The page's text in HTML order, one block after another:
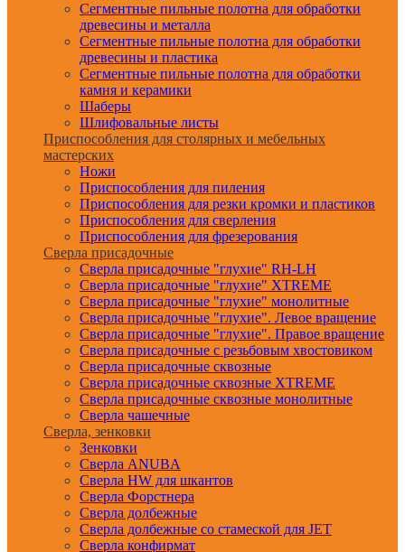
Сегментные пильные полотна для обработки
древесины и металла
Сегментные пильные полотна для обработки
древесины и пластика
Сегментные пильные полотна для обработки
камня и керамики
Шаберы
Шлифовальные листы
Приспособления для столярных и мебельных
мастерских
Ножи
Приспособления для пиления
Приспособления для резки кромки и пластиков
Приспособления для сверления
Приспособления для фрезерования
Сверла присадочные
Сверла присадочные "глухие" RH-LH
Сверла присадочные "глухие" XTREME
Сверла присадочные "глухие" монолитные
Сверла присадочные "глухие". Левое вращение
Сверла присадочные "глухие". Правое вращение
Сверла присадочные с резьбовым хвостовиком
Сверла присадочные сквозные
Сверла присадочные сквозные XTREME
Сверла присадочные сквозные монолитные
Сверла чашечные
Сверла, зенковки
Зенковки
Сверла ANUBA
Сверла HW для шкантов
Сверла Форстнера
Сверла долбежные
Сверла долбежные со стамеской для JET
Сверла конфирмат